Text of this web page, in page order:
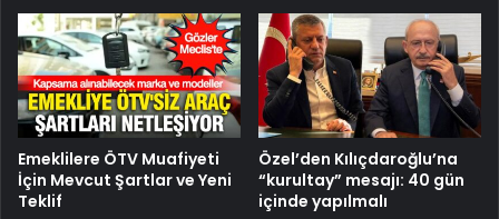
Emeklilere ÖTV Muafiyeti
İçin Mevcut Şartlar ve Yeni
Teklif
Özel’den Kılıçdaroğlu’na
“kurultay” mesajı: 40 gün
içinde yapılmalı